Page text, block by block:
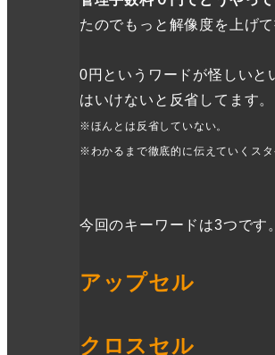
たのでもっと解像度を上げ
0円というワードが怪しいと
はいけないと反省してます。
※ほんとは反省していない。
※わかるまで徹底的に伝えていくスタ
今回のキーワードは3つです。
アップセル
クロスセル